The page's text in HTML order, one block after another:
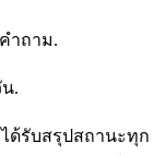
ำถาม.
.
ด้รับสรุปสถานะทุก